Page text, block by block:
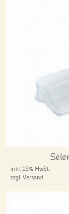
inkl. 19% MwSt.
zzgl. Versand